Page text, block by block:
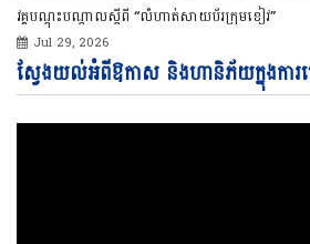
វគ្គបណ្ដុះបណ្ដាលស្ដីពី “លំហាត់សាយប័រក្រុមខៀវ”
Jul 29, 2026
ស្វែងយល់អំពីឱកាស និងហានិភ័យក្នុងការ